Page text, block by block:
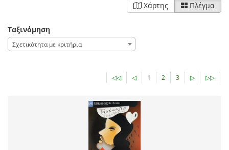
Χάρτης Πλέγμα
Ταξινόμηση
Σχετικότητα με κριτήρια
◁◁ ◁ 1 2 3 ▷ ▷▷